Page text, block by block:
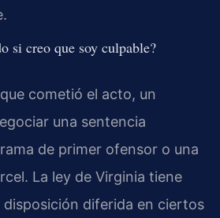
si creo que soy culpable?
cometió el acto, un
una sentencia
de primer ofensor o una
La ley de Virginia tiene
diferida en ciertos